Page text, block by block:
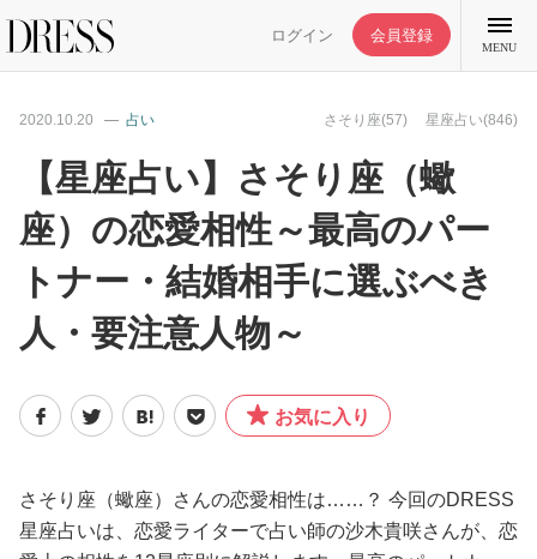
ログイン 会員登録
MENU
特集記事
DRESS部活
ファッション
恋愛/結婚/離婚
2020.10.20 占い さそり座(57) 星座占い(846)
【星座占い】さそり座（蠍
座）の恋愛相性～最高のパー
トナー・結婚相手に選ぶべき
人・要注意人物～
お気に入り
さそり座（蠍座）さんの恋愛相性は……？ 今回のDRESS
星座占いは、恋愛ライターで占い師の沙木貴咲さんが、恋